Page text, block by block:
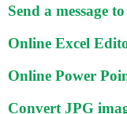
Send a message
Online Excel
Online Power
Convert JPG